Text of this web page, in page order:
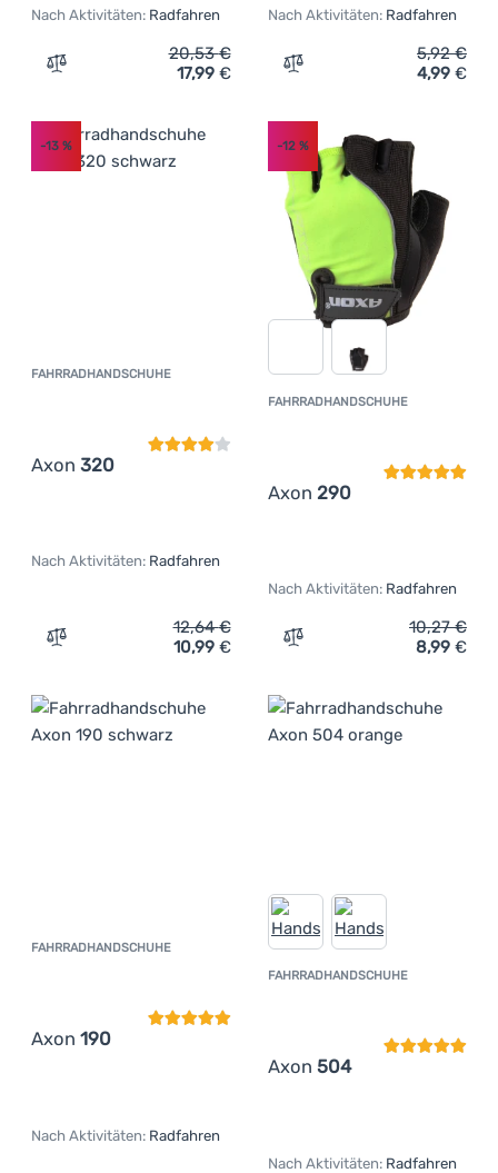
Nach Aktivitäten: Radfahren
Zum Vergleich 'Fahrradhandschuhe Axon 507'
20,53€
17,99 €
Nach Aktivitäten: Radfahren
Zum Vergleich
5,92€
4,99 €
FAHRRADHANDSCHUHE
Axon 320
Kundenbewertung
-13 %
Nach Aktivitäten: Radfahren
Zum Vergleich 'Fahrradhandschuhe Axon 320'
12,64€
10,99 €
FAHRRADHANDSCHUHE
Axon 290
-12%
Nach Aktivitäten: Radfahren
Zum Vergleich
10,27€
8,99 €
FAHRRADHANDSCHUHE
Axon 190
Kundenbewertung
Nach Aktivitäten: Radfahren
FAHRRADHANDSCHUHE
Axon 504
Nach Aktivitäten: Radfahren